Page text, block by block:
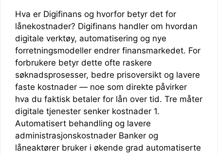
Hva er Digifinans og hvorfor betyr det for
lånekostnader? Digifinans handler om hvordan
digitale verktøy, automatisering og nye
forretningsmodeller endrer finansmarkedet. For
forbrukere betyr dette ofte raskere
søknadsprosesser, bedre prisoversikt og lavere
faste kostnader — noe som direkte påvirker
hva du faktisk betaler for lån over tid. Tre måter
digitale tjenester senker kostnader 1.
Automatisert behandling og lavere
administrasjonskostnader Banker og
låneaktører bruker i økende grad automatiserte